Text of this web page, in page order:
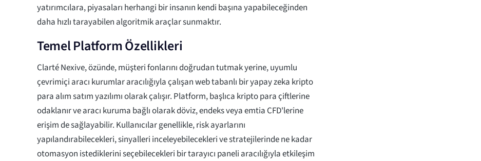
yatırımcılara, piyasaları herhangi bir insanın kendi başına yapabileceğinden
daha hızlı tarayabilen algoritmik araçlar sunmaktır.
Temel Platform Özellikleri
Clarté Nexive, özünde, müşteri fonlarını doğrudan tutmak yerine, uyumlu
çevrimiçi aracı kurumlar aracılığıyla çalışan web tabanlı bir yapay zeka kripto
para alım satım yazılımı olarak çalışır. Platform, başlıca kripto para çiftlerine
odaklanır ve aracı kuruma bağlı olarak döviz, endeks veya emtia CFD'lerine
erişim de sağlayabilir. Kullanıcılar genellikle, risk ayarlarını
yapılandırabilecekleri, sinyalleri inceleyebilecekleri ve stratejilerinde ne kadar
otomasyon istediklerini seçebilecekleri bir tarayıcı paneli aracılığıyla etkileşim